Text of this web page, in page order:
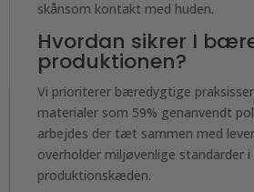
skånsom kontakt med huden.
Hvordan sikrer I
produktionen?
Vi prioriterer bæredygtige
materialer som 59% genanvendt
arbejdes der tæt sammen med
overholder miljøvenlige standarder i
produktionskæden.